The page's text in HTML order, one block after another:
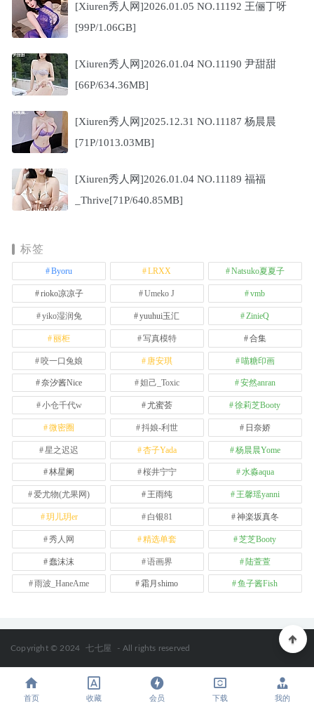
[Xiuren秀人网]2026.01.05 NO.11192 王俪丁呀
[99P/1.06GB]
[Xiuren秀人网]2026.01.04 NO.11190 尹甜甜
[66P/634.36MB]
[Xiuren秀人网]2025.12.31 NO.11187 杨晨晨
[71P/1013.03MB]
[Xiuren秀人网]2026.01.04 NO.11189 福福
_Thrive[71P/640.85MB]
标签
Byoru LRXX Natsuko夏夏子
rioko凉凉子 Umeko J vmb
yiko湿润兔 yuuhui玉汇 ZinieQ
丽柜 写真模特 合集
咬一口兔娘 唐安琪 喵糖印画
奈汐酱Nice 妲己_Toxic 安然anran
小仓千代w 尤蜜荟 徐莉芝Booty
微密圈 抖娘-利世 日奈娇
星之迟迟 杏子Yada 杨晨晨Yome
林星阑 桜井宁宁 水淼aqua
爱尤物(尤果网) 王雨纯 王馨瑶yanni
玥儿玥er 白银81 神楽坂真冬
秀人网 精选单套 芝芝Booty
蠢沫沫 语画界 陆萱萱
雨波_HaneAme 霜月shimo 鱼子酱Fish
Copyright © 2024 七七屋 - All rights reserved
首页 收藏 会员 下载 我的